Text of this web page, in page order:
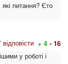
питання? Єто
відповісти + 4 - 16
у роботі і